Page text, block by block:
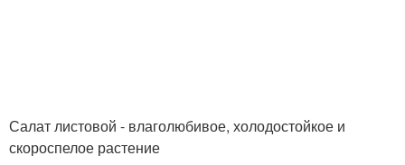
Салат листовой - влаголюбивое, холодостойкое и
скороспелое растение